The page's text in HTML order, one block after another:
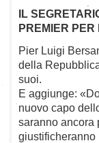
IL
PREMIER
Pier Luigi
della
suoi.
E aggiunge:
nuovo capo
saranno ancora
giustificheranno